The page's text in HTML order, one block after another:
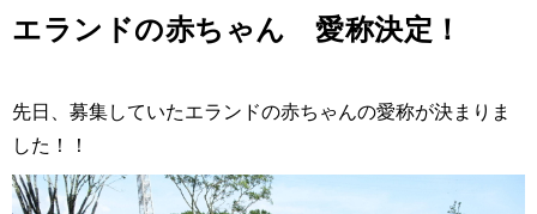
エランドの赤ちゃん 愛称決定！
先日、募集していたエランドの赤ちゃんの愛称が決まりま
した！！